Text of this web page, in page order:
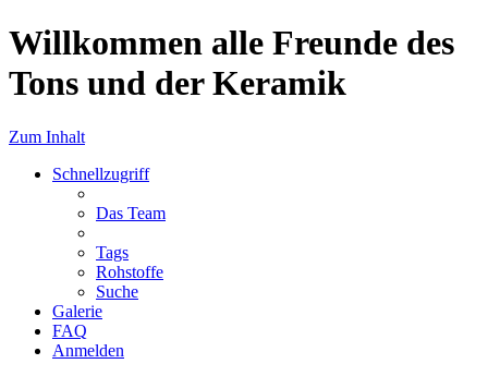
Willkommen alle Freunde des
Tons und der Keramik
Zum Inhalt
Schnellzugriff
Das Team
Tags
Rohstoffe
Suche
Galerie
FAQ
Anmelden